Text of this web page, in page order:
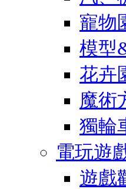
寵物
模型
花卉
魔術
獨輪
電玩遊
遊戲